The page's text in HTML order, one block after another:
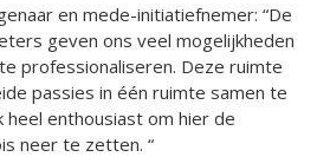
en mede-initiatiefnemer: “De
geven ons veel mogelijkheden
professionaliseren. Deze ruimte
passies in één ruimte samen te
heel enthousiast om hier de
neer te zetten. “